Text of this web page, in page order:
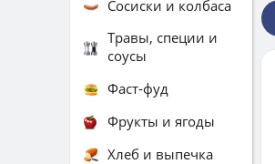
Сосиски и колбаса
Травы, специи и
соусы
Фаст-фуд
Фрукты и ягоды
Хлеб и выпечка